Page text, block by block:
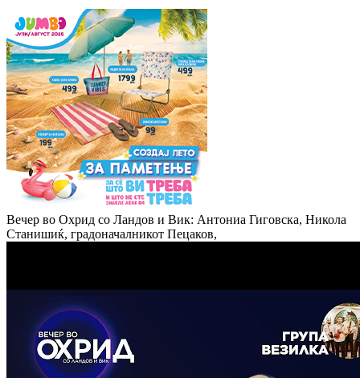
Вечер во Охрид со Ландов и Вик: Антониа Гиговска, Никола
Станишиќ, градоначалникот Пецаков,